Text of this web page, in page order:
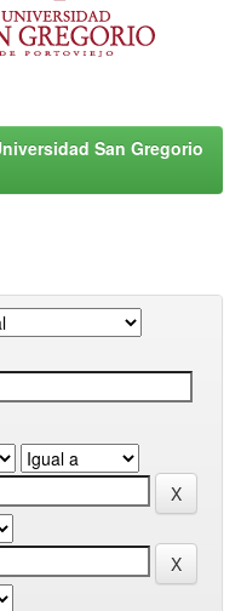
San Gregorio